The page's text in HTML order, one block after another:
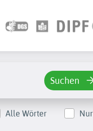
Suchen
Alle Wörter